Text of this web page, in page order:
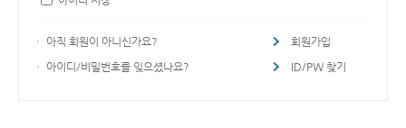
아직 회원이 아니신가요?
회원가입
아이디/비밀번호를 잊으셨나요?
ID/PW 찾기